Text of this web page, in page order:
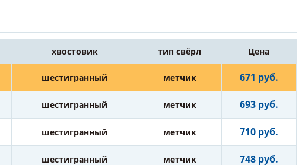
хвостовик тип свёрл Цена
шестигранный метчик 671 руб.
шестигранный метчик 693 руб.
шестигранный метчик 710 руб.
шестигранный метчик 748 руб.